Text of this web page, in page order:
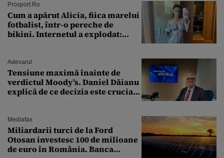
Prosport.ro
Cum a apărut Alicia, fiica marelui
fotbalist, într-o pereche de
bikini. Internetul a explodat:
Adevarul
Tensiune maximă înainte de
verdictul Moody’s. Daniel Dăianu
explică de ce decizia este crucială
Mediafax
Miliardarii turci de la Ford
Otosan investesc 100 de milioane
de euro în România. Banca